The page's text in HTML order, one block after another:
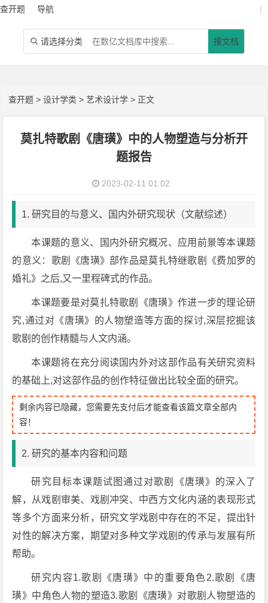
查开题 导航 |
 请选择分类 搜文档
查开题 >设计学类 >艺术设计学 > 正文
莫扎特歌剧《唐璜》中的人物塑造与分析开
题报告
2023-02-11 01:02
1. 研究目的与意义、国内外研究现状（文献综述）
本课题的意义、国内外研究概况、应用前景等本课题
的意义：歌剧《唐璜》部作品是莫扎特继歌剧《费加罗的
婚礼》之后,又一里程碑式的作品。
本课题要是对莫扎特歌剧《唐璜》作进一步的理论研
究,通过对《唐璜》的人物塑造等方面的探讨,深层挖掘该
歌剧的创作精髓与人文内涵。
本课题将在充分阅读国内外对这部作品有关研究资料
的基础上,对这部作品的创作特征做出比较全面的研究。
剩余内容已隐藏，您需要先支付后才能查看该篇文章全部内
容！
2. 研究的基本内容和问题
研究目标本课题试图通过对歌剧《唐璜》的深入了
解，从戏剧审美、戏剧冲突、中西方文化内涵的表现形式
等多个方面来分析，研究文学戏剧中存在的不足，提出针
对性的解决方案，期望对多种文学戏剧的传承与发展有所
帮助。
研究内容1.歌剧《唐璜》中的重要角色2.歌剧《唐
璜》中角色人物的塑造3.歌剧《唐璜》对歌剧人物塑造的